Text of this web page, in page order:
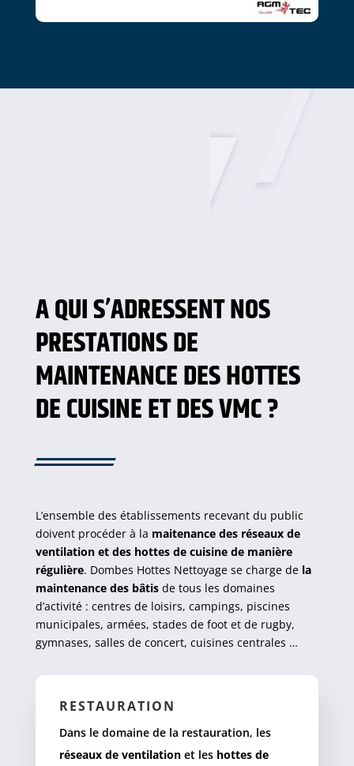
A QUI S’ADRESSENT NOS
PRESTATIONS DE
MAINTENANCE DES HOTTES
DE CUISINE ET DES VMC ?
L’ensemble des établissements recevant du public
doivent procéder à la maitenance des réseaux de
ventilation et des hottes de cuisine de manière
régulière. Dombes Hottes Nettoyage se charge de la
maintenance des bâtisde tous les domaines
d’activité : centres de loisirs, campings, piscines
municipales, armées, stades de foot et de rugby,
gymnases, salles de concert, cuisines centrales …
RESTAURATION
Dans le domaine de la restauration, les
réseaux de ventilationet les hottes de